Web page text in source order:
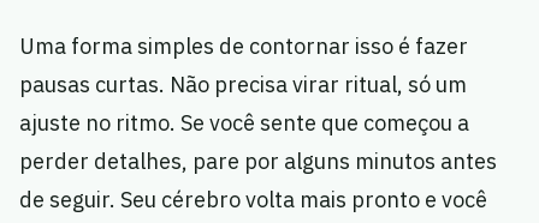
Uma forma simples de contornar isso é fazer
pausas curtas. Não precisa virar ritual, só um
ajuste no ritmo. Se você sente que começou a
perder detalhes, pare por alguns minutos antes
de seguir. Seu cérebro volta mais pronto e você